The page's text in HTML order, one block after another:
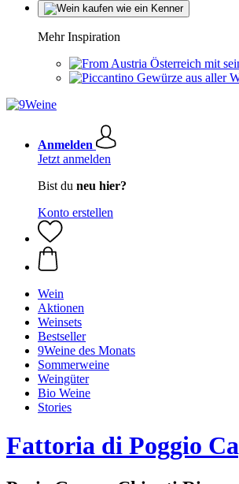
Mehr Inspiration
Österreich mit
Gewürze aus aller
Anmelden
Jetzt anmelden
Bist du neu hier?
Konto erstellen
Wein
Aktionen
Weinsets
Bestseller
9Weine des Monats
Sommerweine
Weingüter
Bio Weine
Stories
Fattoria di Poggio